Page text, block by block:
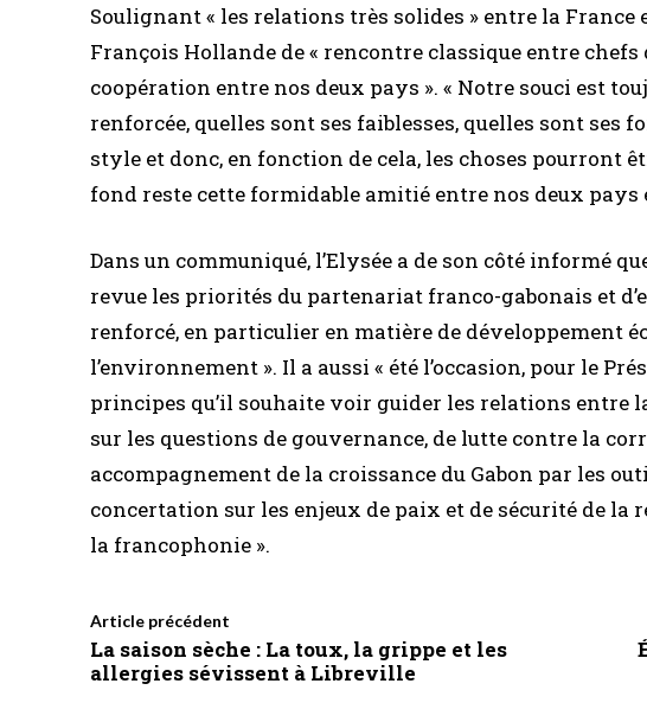
Soulignant « les relations très solides » entre la France
François Hollande de « rencontre classique entre
coopération entre nos deux pays ». « Notre souci est
renforcée, quelles sont ses faiblesses, quelles sont ses
style et donc, en fonction de cela, les choses pourront
fond reste cette formidable amitié entre nos deux pays
Dans un communiqué, l’Elysée a de son côté informé
revue les priorités du partenariat franco-gabonais et
renforcé, en particulier en matière de développement
l’environnement ». Il a aussi « été l’occasion, pour le
principes qu’il souhaite voir guider les relations entre
sur les questions de gouvernance, de lutte contre la
accompagnement de la croissance du Gabon par les
concertation sur les enjeux de paix et de sécurité de
la francophonie ».
Article précédent
La saison sèche : La toux, la grippe et les
allergies sévissent à Libreville